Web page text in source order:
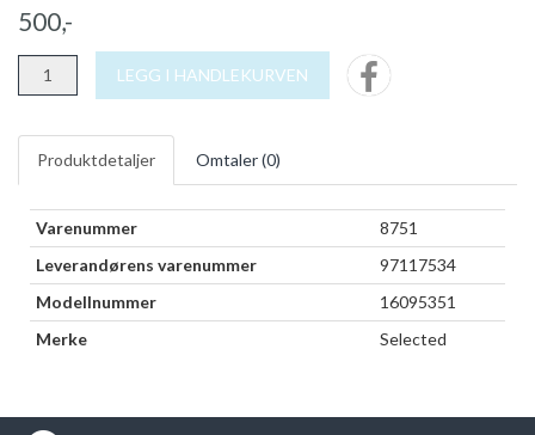
500,-
LEGG I HANDLEKURVEN
Produktdetaljer Omtaler (0)
Varenummer
8751
Leverandørens varenummer
97117534
Modellnummer
16095351
Merke
Selected